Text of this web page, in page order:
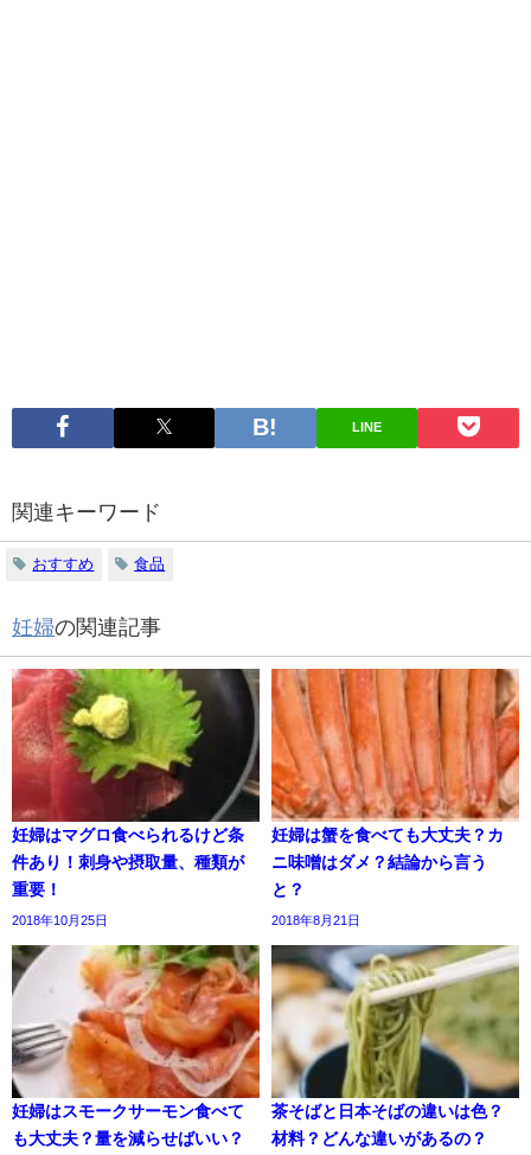
LINE
関連キーワード
おすすめ 食品
妊婦の関連記事
妊婦はマグロ食べられるけど条
件あり！刺身や摂取量、種類が
重要！
2018年10月25日
妊婦は蟹を食べても大丈夫？カ
ニ味噌はダメ？結論から言う
と？
2018年8月21日
妊婦はスモークサーモン食べて
も大丈夫？量を減らせばいい？
茶そばと日本そばの違いは色？
材料？どんな違いがあるの？